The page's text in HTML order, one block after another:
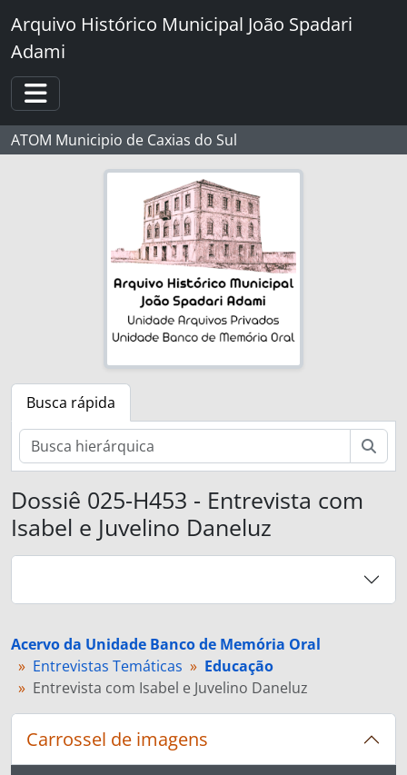
Skip to main content
Arquivo Histórico Municipal João Spadari
Adami
Toggle navigation
ATOM Municipio de Caxias do Sul
Busca rápida
Dossiê 025-H453 - Entrevista com
Isabel e Juvelino Daneluz
Acervo da Unidade Banco de Memória Oral
Entrevistas Temáticas
Educação
Entrevista com Isabel e Juvelino Daneluz
Carrossel de imagens